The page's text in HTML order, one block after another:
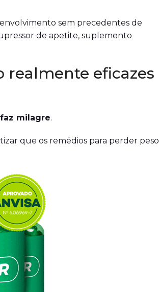
sem precedentes de
de apetite, suplemento
realmente eficazes
milagre.
que os remédios para perder peso